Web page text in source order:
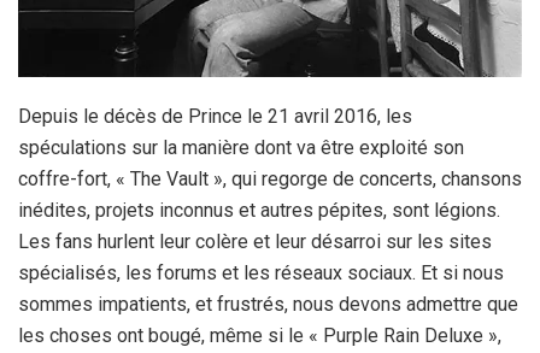
Depuis le décès de Prince le 21 avril 2016, les
spéculations sur la manière dont va être exploité son
coffre-fort, « The Vault », qui regorge de concerts, chansons
inédites, projets inconnus et autres pépites, sont légions.
Les fans hurlent leur colère et leur désarroi sur les sites
spécialisés, les forums et les réseaux sociaux. Et si nous
sommes impatients, et frustrés, nous devons admettre que
les choses ont bougé, même si le « Purple Rain Deluxe »,